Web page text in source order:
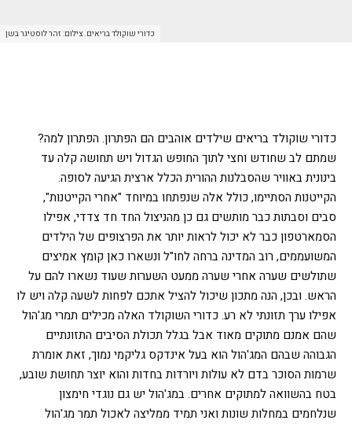
כדורי שוקולד בריאים. צילום: זהר לוסטיגר בשן
כדורי שוקולד בריאים שילדים אוהבים הם הפתרון. הפתרון למה?
שמתם לב שחודש וחצי לתוך החופש הגדול ויש תחושה קלה עד
בינונית באוויר שהסבלנות ההורית הכלל ארצית הגיעה לסופה.
הקייטנות הסתיימו, כולל אלה שנפתחו במיוחד "אחרי הקייטנות",
סבים וסבתות כבר מותשים גם כן מהניצול החד חד צדדי, אפילו
הסמארטפון כבר לא יכול לראות יותר את הפרצופים של הילדים
המשועממים, רוב המדינה ברחה לחו"ל ונשארו כאן קומץ אמיצים
שתולשים שערה אחרי שערה ממעט השערות שעוד נשארו להם על
הראש. ובכן, הנה מתכון שיכול להציל אתכם לפחות לשעה קלה ויש לו
אפילו ערך תזונתי לא רע. כדורי השוקולד האלה מכילים תמרי מג'הול
שהם אמנם מתוקים מאוד אבל בגלל תכולת הסיבים התזונתיים
הגבוהה שבהם המג'הול הוא בעל אינדקס גליקמי נמוך, זאת אומרת
שרמות הסוכר בדם לא עולות ויורדות בחדות והוא יוצר תחושת שובע,
בטח בהשוואה למתוקים אחרים. במג'הול יש גם נוגדי חימצון
שנלחמים במחלות שונות ואני תמיד ממליצה לאכול תמר מג'הול